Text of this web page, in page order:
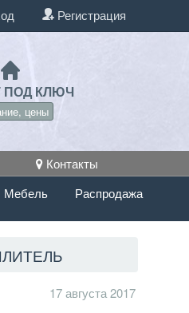
Регистрация
ПОД КЛЮЧ
цены
Контакты
Мебель Распродажа
17 августа 2017